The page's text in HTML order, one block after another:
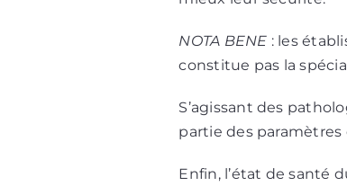
NOTA BENE : les
constitue pas la
S’agissant des
partie des paramètres
Enfin, l’état de santé